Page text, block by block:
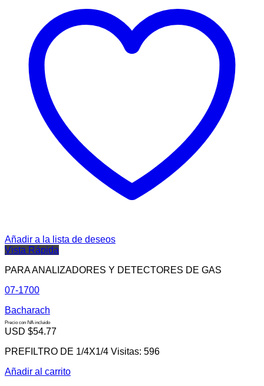
Añadir a la lista de deseos
Vista Rápida
PARA ANALIZADORES Y DETECTORES DE GAS
07-1700
Bacharach
Precio con IVA incluido
USD $54.77
PREFILTRO DE 1/4X1/4 Visitas: 596
Añadir al carrito